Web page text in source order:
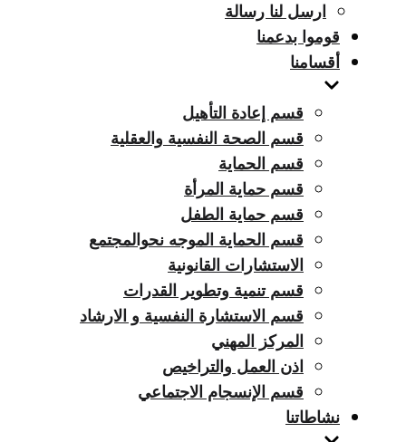
ارسل لنا رسالة
قوموا بدعمنا
أقسامنا
قسم إعادة التأهيل
قسم الصحة النفسية والعقلية
قسم الحماية
قسم حماية المرأة
قسم حماية الطفل
قسم الحماية الموجه نحوالمجتمع
الاستشارات القانونية
قسم تنمية وتطوير القدرات
قسم الاستشارة النفسية و الارشاد
المركز المهني
اذن العمل والتراخيص
قسم الإنسجام الاجتماعي
نشاطاتنا